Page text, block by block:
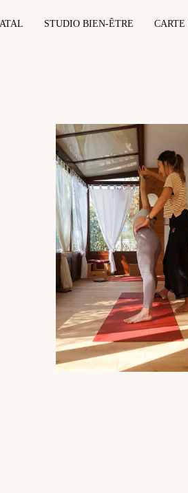
STUDIO BIEN-ÊTRE